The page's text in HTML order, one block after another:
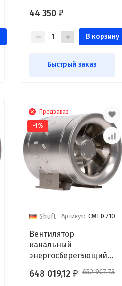
44 350 ₽
В корзину
Быстрый заказ
-1%
Предзаказ
Shuft Артикул: CMFD 710
Вентилятор
канальный
энергосберегающий
648 019,12 ₽ 652 907,73